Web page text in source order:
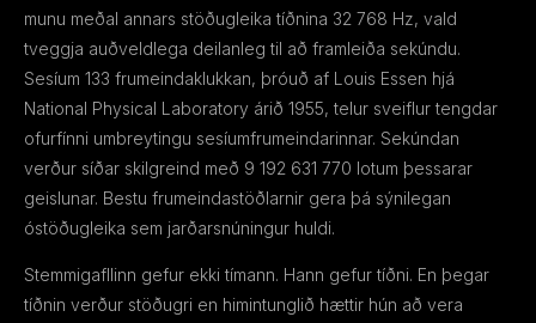
munu meðal annars stöðugleika tíðnina 32 768 Hz, vald
tveggja auðveldlega deilanleg til að framleiða sekúndu.
Sesíum 133 frumeindaklukkan, þróuð af Louis Essen hjá
National Physical Laboratory árið 1955, telur sveiflur tengdar
ofurfínni umbreytingu sesíumfrumeindarinnar. Sekúndan
verður síðar skilgreind með 9 192 631 770 lotum þessarar
geislunar. Bestu frumeindastöðlarnir gera þá sýnilegan
óstöðugleika sem jarðarsnúningur huldi.
Stemmigafllinn gefur ekki tímann. Hann gefur tíðni. En þegar
tíðnin verður stöðugri en himintunglið hættir hún að vera